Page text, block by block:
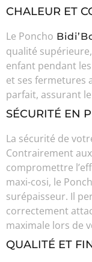
CHALEUR ET
Le Poncho
qualité
enfant pendant
et ses fermetures
parfait, assurant
SÉCURITÉ EN
La sécurité de
Contrairement
compromettre
maxi-cosi, le
surépaisseur. Il
correctement
maximale lors de
QUALITÉ ET